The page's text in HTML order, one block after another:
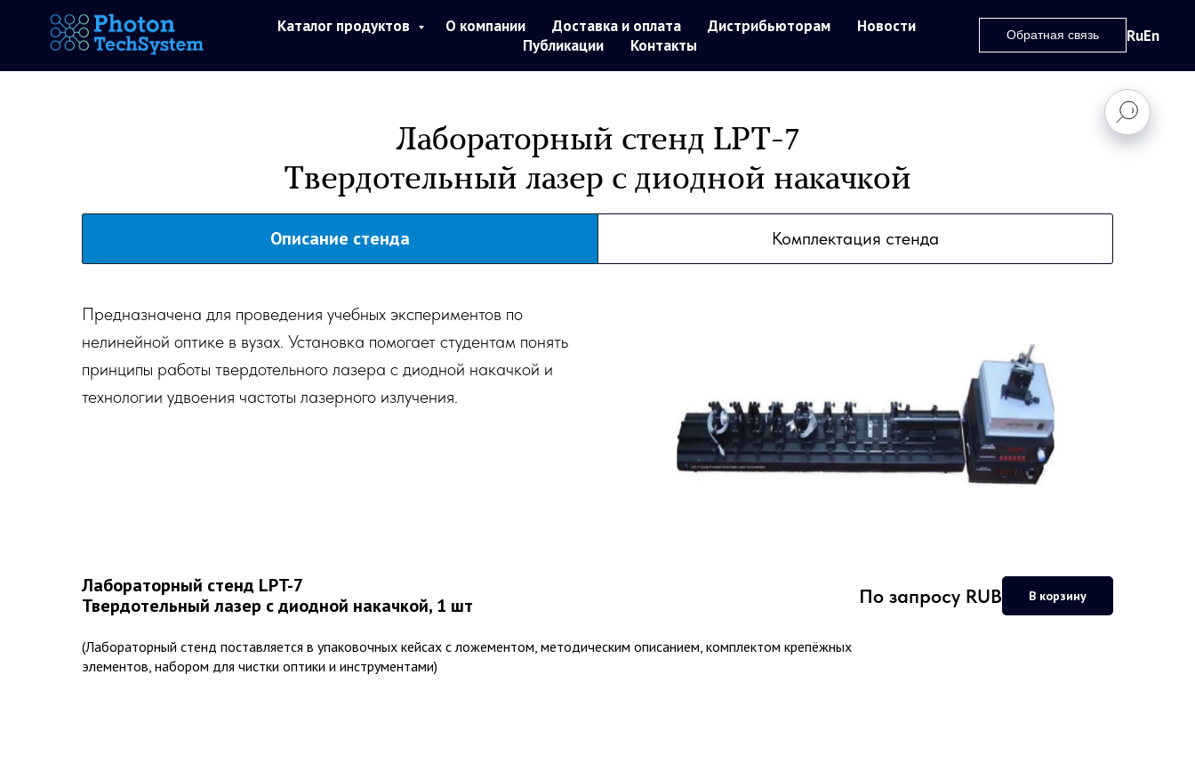
Каталог продуктов О компании Доставка и оплата Дистрибьюторам
Новости
Публикации
Контакты
Обратная связь RuEn
Лабораторный стенд LPT-7
Твердотельный лазер с диодной накачкой
Описание стенда Комплектация стенда
Предназначена для проведения учебных экспериментов по
нелинейной оптике в вузах. Установка помогает студентам понять
принципы работы твердотельного лазера с диодной накачкой и
технологии удвоения частоты лазерного излучения.
Лабораторный стенд LPT-7
Твердотельный лазер с диодной накачкой, 1 шт
По запросу RUB В корзину
(Лабораторный стенд поставляется в упаковочных кейсах с ложементом, методическим описанием, комплектом крепёжных
элементов, набором для чистки оптики и инструментами)